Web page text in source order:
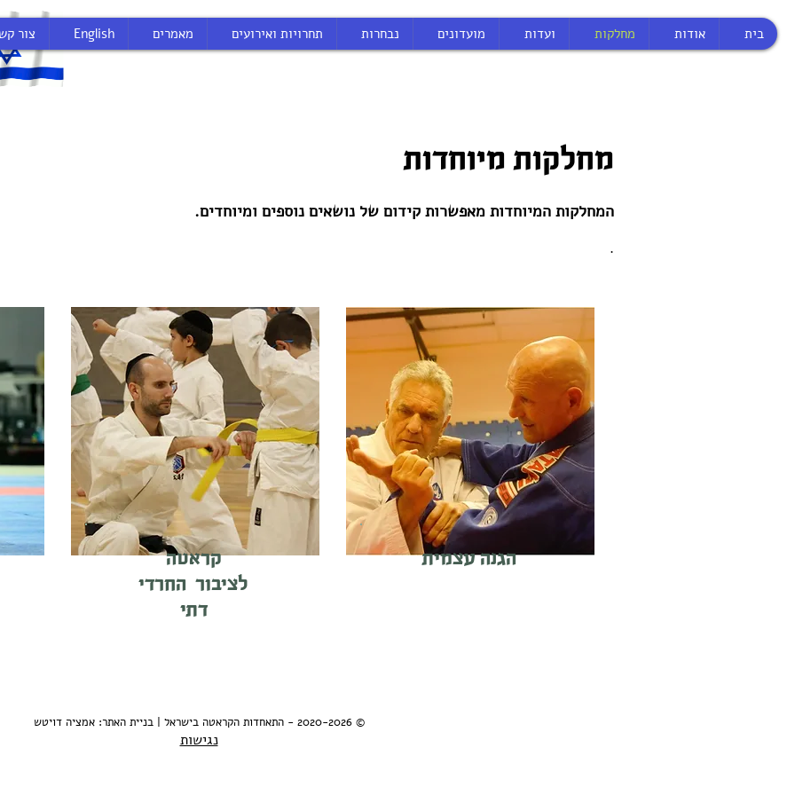
בית אודות מחלקות ועדות מועדונים נבחרות תחרויות ואירועים מאמרים English צור
מחלקות מיוחדות
המחלקות המיוחדות מאפשרות קידום של נושאים נוספים ומיוחדים.
.
הגנה עצמית
קראטה
לציבור החרדי
דתי
© 2020-2026 - התאחדות הקראטה בישראל | בניית האתר: אמציה דויטש
נגישות